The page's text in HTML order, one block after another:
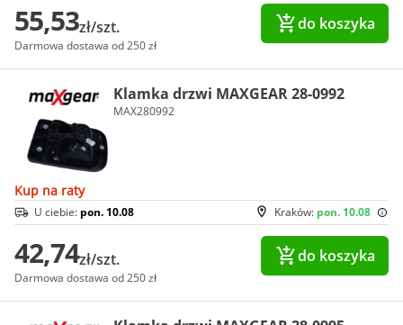
55,53zł/szt.
Darmowa dostawa od 250 zł
do koszyka
Klamka drzwi MAXGEAR 28-0992
MAX280992
Kup na raty
Kraków: pon. 10.08
U ciebie: pon. 10.08
42,74zł/szt.
Darmowa dostawa od 250 zł
do koszyka